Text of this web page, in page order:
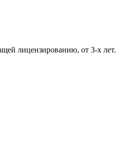
лицензированию, от 3-х лет.